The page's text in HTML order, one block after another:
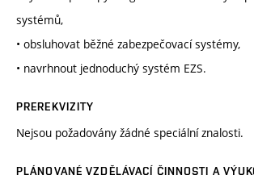
systémů,
• obsluhovat běžné zabezpečovací systémy,
• navrhnout jednoduchý systém EZS.
PREREKVIZITY
Nejsou požadovány žádné speciální znalosti.
PLÁNOVANÉ VZDĚLÁVACÍ ČINNOSTI A